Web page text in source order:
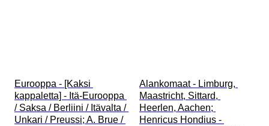
Eurooppa - [Kaksi
kappaletta] - Itä-Eurooppa
/ Saksa / Berliini / Itävalta /
Unkari / Preussi; A. Brue /
Alankomaat - Limburg,
Maastricht, Sittard,
Heerlen, Aachen;
Henricus Hondius -